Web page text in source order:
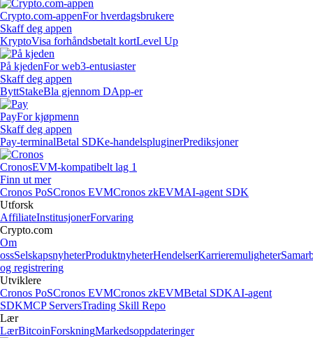
Crypto.com-appenFor hverdagsbrukere
Skaff deg appen
KryptoVisa forhåndsbetalt kortLevel Up
På kjedenFor web3-entusiaster
Skaff deg appen
ByttStakeBla gjennom DApp-er
PayFor kjøpmenn
Skaff deg appen
Pay-terminalBetal SDKe-handelspluginerPrediksjoner
CronosEVM-kompatibelt lag 1
Finn ut mer
Cronos PoSCronos EVMCronos zkEVMAI-agent SDK
Utforsk
AffiliateInstitusjonerForvaring
Crypto.com
Om
ossSelskapsnyheterProduktnyheterHendelserKarrieremuligheter
og registrering
Utviklere
Cronos PoSCronos EVMCronos zkEVMBetal SDKAI-agent
SDKMCP ServersTrading Skill Repo
Lær
LærBitcoinForskningMarkedsoppdateringer